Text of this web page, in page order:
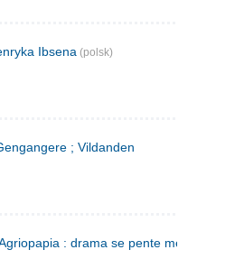
Ibsena (polsk)
; Vildanden
: drama se pente mere